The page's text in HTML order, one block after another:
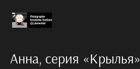
Анна, серия «Крылья»